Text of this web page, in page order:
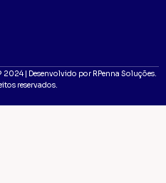
| Desenvolvido por RPenna Soluções.
reservados.